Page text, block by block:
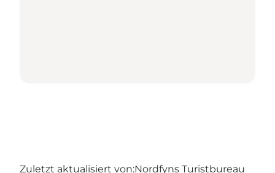
Zuletzt aktualisiert von:Nordfyns Turistbureau